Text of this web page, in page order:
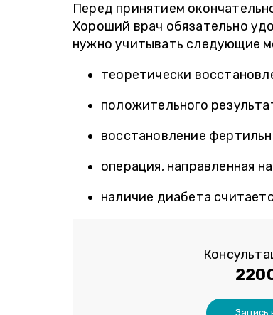
Перед принятием
Хороший врач обязательно
нужно учитывать следующие
теоретически
положительного
восстановление
операция, направленная
наличие диабета
Запись